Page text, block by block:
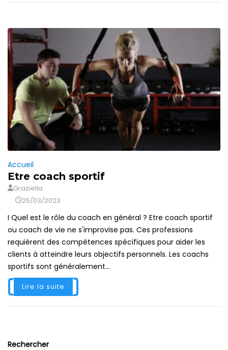
Accueil
Etre coach sportif
Graziella
25/03/2023
I Quel est le rôle du coach en général ? Etre coach sportif
ou coach de vie ne s'improvise pas. Ces professions
requièrent des compétences spécifiques pour aider les
clients à atteindre leurs objectifs personnels. Les coachs
sportifs sont généralement...
Lire la suite
Rechercher